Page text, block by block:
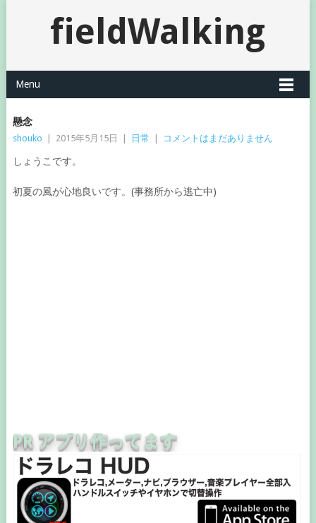
fieldWalking
Menu
懸念
shouko 2015年5月15日 日常 コメントはまだありません
しょうこです。
初夏の風が心地良いです。(事務所から逃亡中)
PR アプリ作ってます